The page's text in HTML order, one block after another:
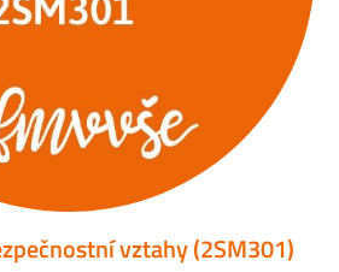
vztahy (2SM301)